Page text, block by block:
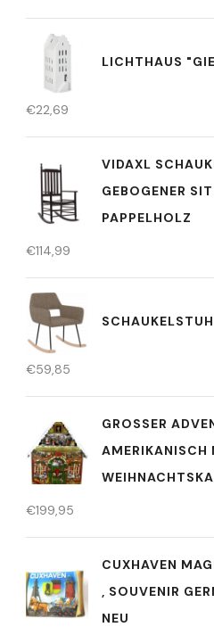
LICHTHAUS
€22,69
VIDAXL
GEBOGENER
PAPPELHOLZ
€114,99
€59,85
GROSSER
MERIKANISCH
€199,95
CUXHAVEN
, SOUVENIR
NEU